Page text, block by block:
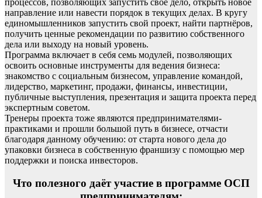
процессов, позволяющих запустить своё дело, открыть новое
направление или навести порядок в текущих делах. В кругу
единомышленников запустить свой проект, найти партнёров,
получить ценные рекомендации по развитию собственного
дела или выходу на новый уровень.
Программа включает в себя семь модулей, позволяющих
освоить основные инструменты для ведения бизнеса:
знакомство с социальным бизнесом, управление командой,
лидерство, маркетинг, продажи, финансы, инвестиции,
публичные выступления, презентация и защита проекта перед
экспертным советом.
Тренеры проекта тоже являются предпринимателями-
практиками и прошли большой путь в бизнесе, отчасти
благодаря данному обучению: от старта нового дела до
упаковки бизнеса в собственную франшизу с помощью мер
поддержки и поиска инвесторов.
Что полезного даёт участие в программе ОСП